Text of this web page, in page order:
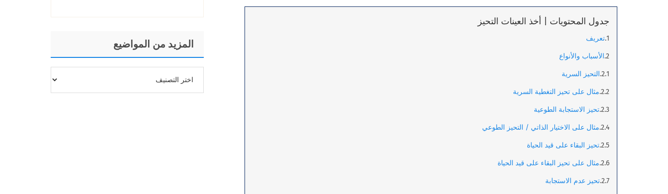
جدول المحتويات | أخذ العينات التحيز
تعريف
الأسباب والأنواع
التحيز السرية
مثال على تحيز التغطية السرية
تحيز الاستجابة الطوعية
مثال على الاختيار الذاتي / التحيز الطوعي
تحيز البقاء على قيد الحياة
مثال على تحيز البقاء على قيد الحياة
تحيز عدم الاستجابة
المزيد من المواضيع
المواضيع